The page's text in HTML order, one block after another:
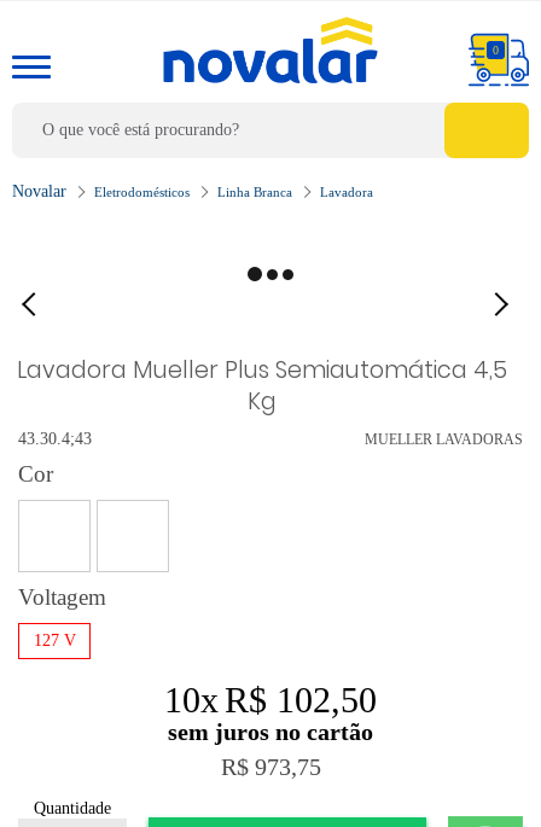
0
Eletrodomésticos Linha Branca Lavadora
Lavadora Mueller Plus Semiautomática 4,5
Kg
MUELLER LAVADORAS
43.30.4;43
Cor
Voltagem
127 V
10xR$ 102,50
R$ 973,75
Quantidade